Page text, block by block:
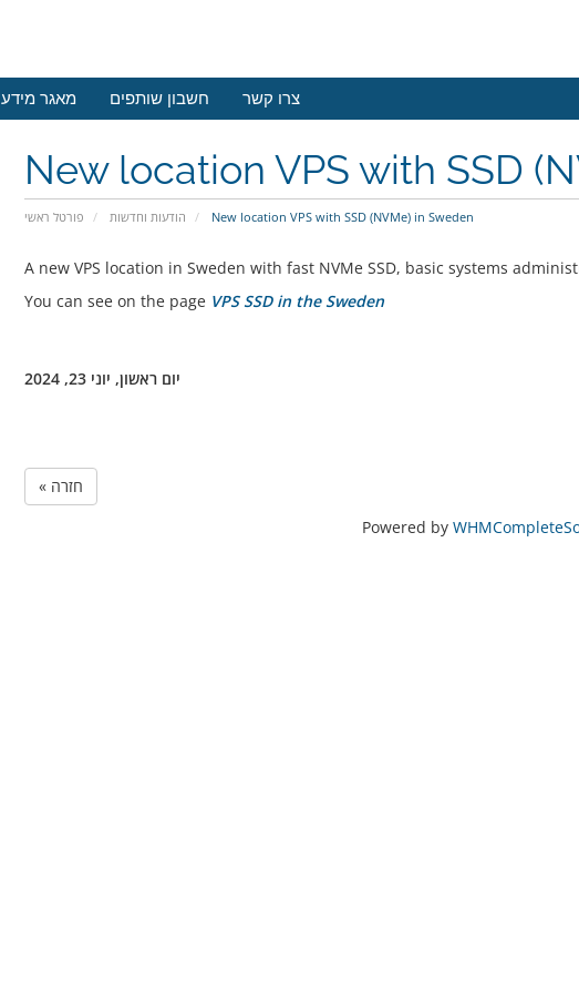
מאגר מידע חשבון שותפים צרו קשר
New location VPS with SSD
פורטל ראשי הודעות וחדשות New location VPS with SSD (NVMe) in Sweden
A new VPS location in Sweden with fast NVMe SSD, basic systems
You can see on the page VPS SSD in the Sweden
יום ראשון, יוני 23, 2024
« חזרה
Powered by